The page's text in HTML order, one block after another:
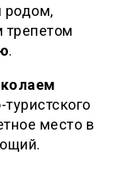
родом,
трепетом
.
место в